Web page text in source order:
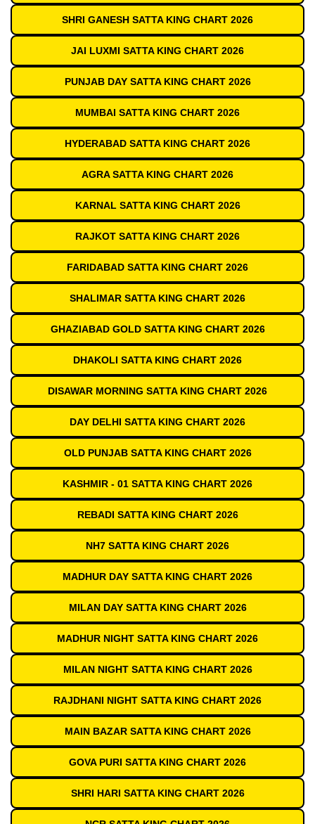
SHRI GANESH SATTA KING CHART 2026
JAI LUXMI SATTA KING CHART 2026
PUNJAB DAY SATTA KING CHART 2026
MUMBAI SATTA KING CHART 2026
HYDERABAD SATTA KING CHART 2026
AGRA SATTA KING CHART 2026
KARNAL SATTA KING CHART 2026
RAJKOT SATTA KING CHART 2026
FARIDABAD SATTA KING CHART 2026
SHALIMAR SATTA KING CHART 2026
GHAZIABAD GOLD SATTA KING CHART 2026
DHAKOLI SATTA KING CHART 2026
DISAWAR MORNING SATTA KING CHART 2026
DAY DELHI SATTA KING CHART 2026
OLD PUNJAB SATTA KING CHART 2026
KASHMIR - 01 SATTA KING CHART 2026
REBADI SATTA KING CHART 2026
NH7 SATTA KING CHART 2026
MADHUR DAY SATTA KING CHART 2026
MILAN DAY SATTA KING CHART 2026
MADHUR NIGHT SATTA KING CHART 2026
MILAN NIGHT SATTA KING CHART 2026
RAJDHANI NIGHT SATTA KING CHART 2026
MAIN BAZAR SATTA KING CHART 2026
GOVA PURI SATTA KING CHART 2026
SHRI HARI SATTA KING CHART 2026